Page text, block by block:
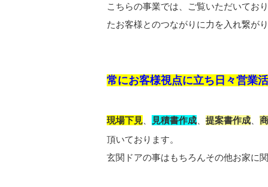
こちらの事業では、ご覧いただいてお
たお客様とのつながりに力を入れ繋が
常にお客様視点に立ち日々営業
現場下見 見積書作成 提案書作成
頂いております。
玄関ドアの事はもちろんその他お家に